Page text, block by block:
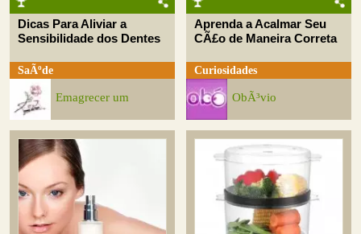
Dicas Para Aliviar a
Sensibilidade dos Dentes
SaÃºde
Emagrecer um
Aprenda a Acalmar Seu
CÃ£o de Maneira Correta
Curiosidades
ObÃ³vio